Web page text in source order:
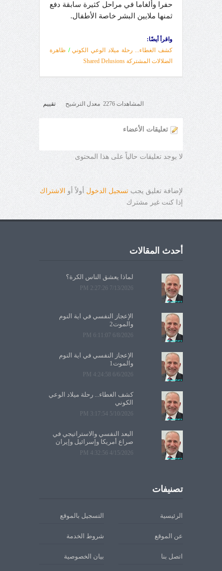
حفرا وألغاما في مراحل كثيرة سابقة دفع
ثمنها ملايين البشر خاصة الأطفال.
واقرأ أيضًا:
كشف الغطاء... رحلة ميلاد الوعي الكوني / ظاهرة
الضلالات المشتركة Shared Delusions
المشاهدات 2276 معدل الترشيح تقييم
تعليقات الأعضاء
لا يوجد تعليقات حالياً على هذا المحتوى
لإضافة تعليق يجب تسجيل الدخول أولاً أو
الاشتراك
إذا كنت غير مشترك
أحدث المقالات
لماذا يعشق الناس الكرة؟
7/13/2026 2:27:26 PM
الإعجاز النفسي في آية النوم
والموت2
6/8/2026 6:11:07 PM
الإعجاز النفسي في آية النوم
والموت1
6/6/2026 4:24:58 PM
كشف الغطاء... رحلة ميلاد الوعي
الكوني
5/10/2026 3:17:54 PM
البعد النفسي والاستراتيجي في
صراع أمريكا وإسرائيل وإيران
4/15/2026 4:32:56 PM
تصنيفات
الرئيسية التسجيل بالموقع
عن الموقع شروط الخدمة
اتصل بنا بيان الخصوصية